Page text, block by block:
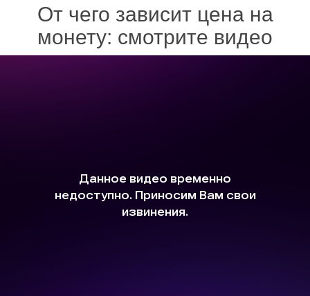
От чего зависит цена на
монету: смотрите видео